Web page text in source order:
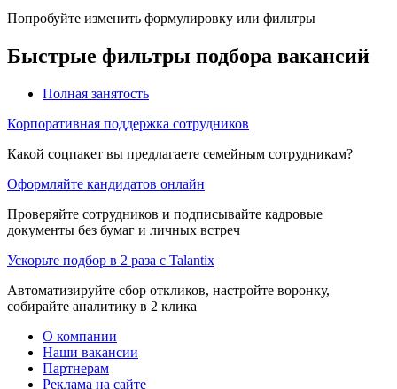
Попробуйте изменить формулировку или фильтры
Быстрые фильтры подбора вакансий
Полная занятость
Корпоративная поддержка сотрудников
Какой соцпакет вы предлагаете семейным сотрудникам?
Оформляйте кандидатов онлайн
Проверяйте сотрудников и подписывайте кадровые
документы без бумаг и личных встреч
Ускорьте подбор в 2 раза с Talantix
Автоматизируйте сбор откликов, настройте воронку,
собирайте аналитику в 2 клика
О компании
Наши вакансии
Партнерам
Реклама на сайте